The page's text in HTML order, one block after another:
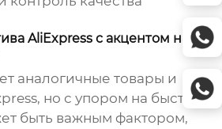
AliExpress с акцентом на
аналогичные товары и
но с упором на быструю
быть важным фактором,